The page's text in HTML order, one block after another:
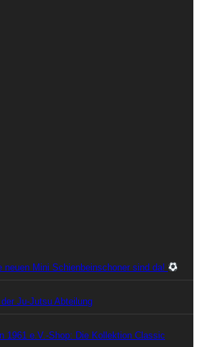
neuen Mini Schienbeinschoner sind da!
Ju-Jutsu Abteilung
1961 e.V.-Shop: Die Kollektion Classic